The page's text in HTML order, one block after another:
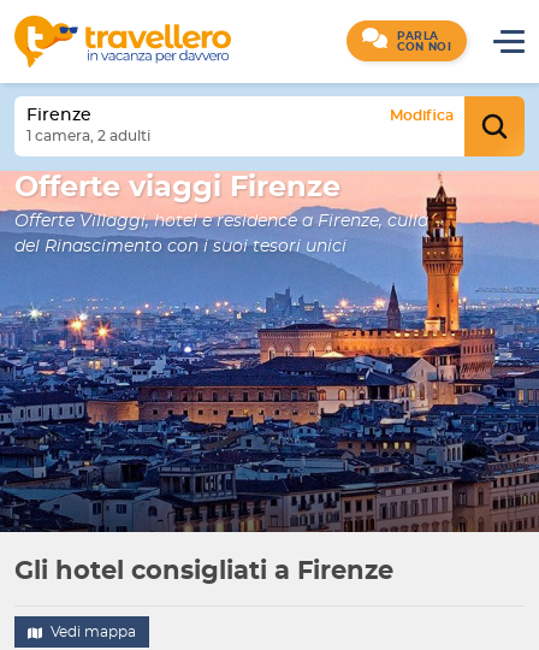
PARLA
CON NOI
Firenze
Modifica
1 camera, 2 adulti
Offerte viaggi Firenze
Offerte Villaggi, hotel e residence a Firenze, culla
del Rinascimento con i suoi tesori unici
Gli hotel consigliati a Firenze
Vedi mappa